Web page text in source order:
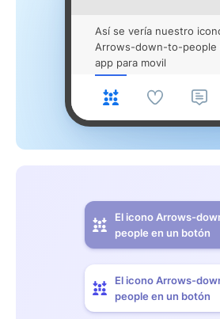
Así se vería nuestro
Arrows-down-to-people
app para movil
El icono Arrows-
people en un botón
El icono Arrows-
people en un botón